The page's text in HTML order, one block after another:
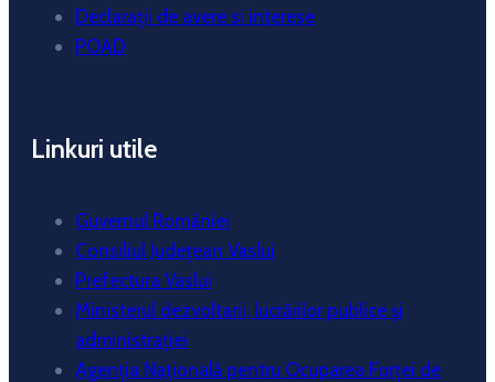
Declarații de avere si interese
POAD
Linkuri utile
Guvernul României
Consiliul Județean Vaslui
Prefectura Vaslui
Ministerul dezvoltarii, lucrărilor publice și
administrației
Agenția Națională pentru Ocuparea Forței de